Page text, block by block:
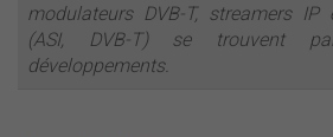
modulateurs DVB-T, streamers IP
(ASI, DVB-T) se trouvent
développements.